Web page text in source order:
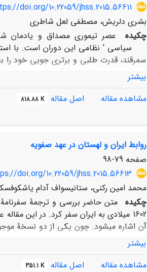
doi.org/10.22059/jhss.2015.56611
بشری دلریش، مصطفی لعل شاطری
چکیده
عصر تیموری مصداق و یادمان
سیاسی ' نظامی این دوران است. با
سمرقند، قدرت طلبی و برتری جویی خود را
اهتمام ورزیدند که نتیجۀ آن، طرح مبحث
عصر تحولات و شکوفایی چشم گیری را در آن
از شأنی بالاتر از گذشته برخوردار شدند و
دولت‌مردان عصر تیموری به این هنر، از
بیشتر
مشاهده مقاله
اصل مقاله 818.88 K
روابط ایران و لهستان در عهد صفویه
صفحه 79-98
doi.org/10.22059/jhss.2015.56613
محمد امین رکنی، ستانیسواف آدام
چکیده متن حاضر بررسی و ترجمۀ
1602 میلادی به ایران سفر کرد. در این
آن اشاره می­شود. چون یکی از دو نسخۀ
نیز نقل می­شود. در این مقاله به رد برخی
می­شود و همچنان شکل نوشتن واژه­های
می­شود.
بیشتر
مشاهده مقاله
اصل مقاله 351.1 K